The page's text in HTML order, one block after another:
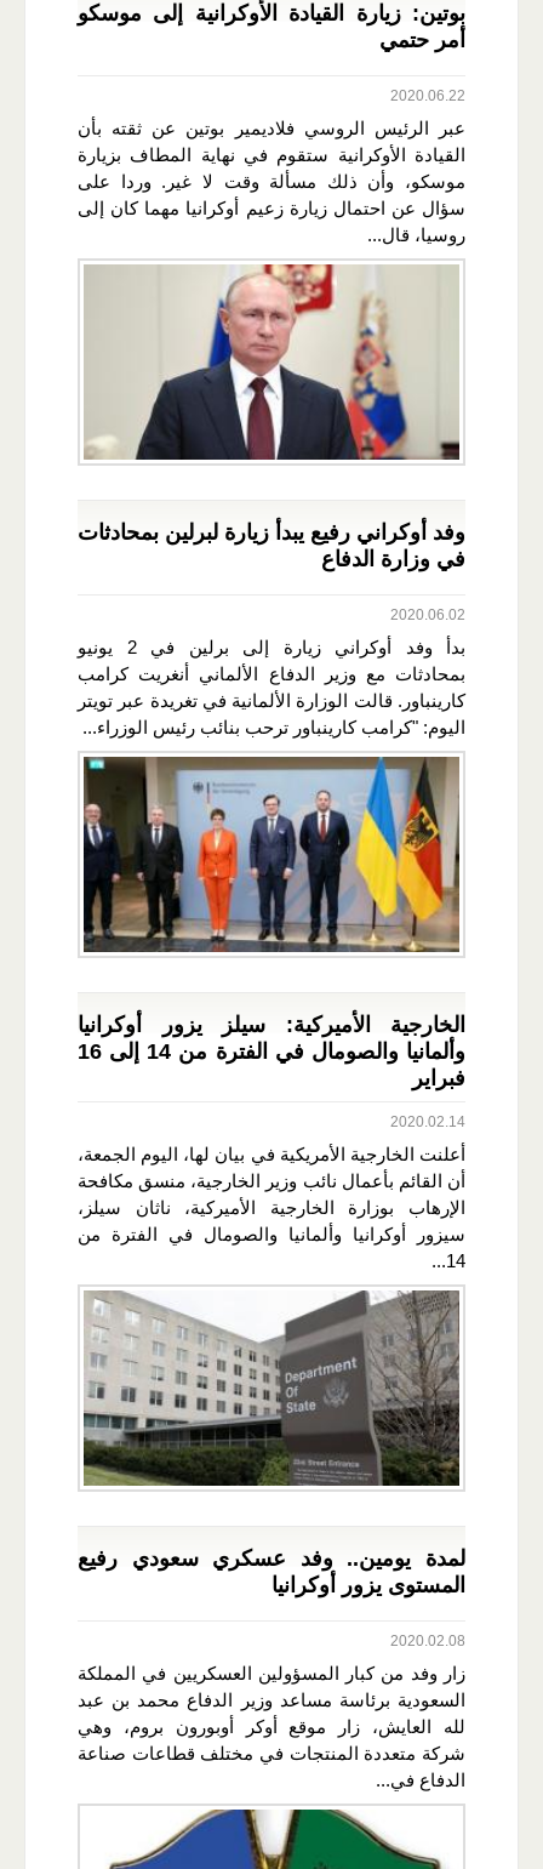
بوتين: زيارة القيادة الأوكرانية إلى موسكو
أمر حتمي
2020.06.22
عبر الرئيس الروسي فلاديمير بوتين عن ثقته بأن
القيادة الأوكرانية ستقوم في نهاية المطاف بزيارة
موسكو، وأن ذلك مسألة وقت لا غير. وردا على
سؤال عن احتمال زيارة زعيم أوكرانيا مهما كان إلى
روسيا، قال...
وفد أوكراني رفيع يبدأ زيارة لبرلين بمحادثات
في وزارة الدفاع
2020.06.02
بدأ وفد أوكراني زيارة إلى برلين في 2 يونيو
بمحادثات مع وزير الدفاع الألماني أنغريت كرامب
كارينباور. قالت الوزارة الألمانية في تغريدة عبر تويتر
اليوم: "كرامب كارينباور ترحب بنائب رئيس الوزراء...
الخارجية الأميركية: سيلز يزور أوكرانيا
وألمانيا والصومال في الفترة من 14 إلى 16
فبراير
2020.02.14
أعلنت الخارجية الأمريكية في بيان لها، اليوم الجمعة،
أن القائم بأعمال نائب وزير الخارجية، منسق مكافحة
الإرهاب بوزارة الخارجية الأميركية، ناثان سيلز،
سيزور أوكرانيا وألمانيا والصومال في الفترة من
14...
لمدة يومين.. وفد عسكري سعودي رفيع
المستوى يزور أوكرانيا
2020.02.08
زار وفد من كبار المسؤولين العسكريين في المملكة
السعودية برئاسة مساعد وزير الدفاع محمد بن عبد
لله العايش، زار موقع أوكر أوبورون بروم، وهي
شركة متعددة المنتجات في مختلف قطاعات صناعة
الدفاع في...